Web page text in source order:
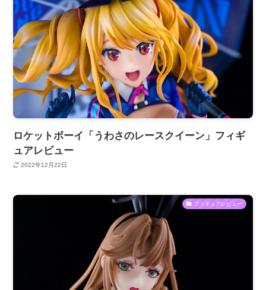
ロケットボーイ「うわさのレースクイーン」フィギ
ュアレビュー
2022年12月22日
フィギュアレビュー